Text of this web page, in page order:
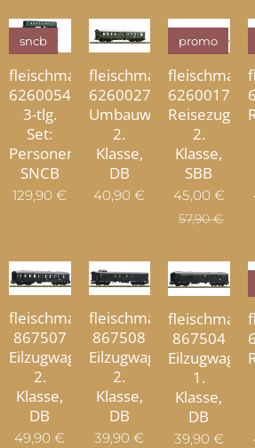
fleischmann
6260054
3-tlg.
Set:
Personenzug,
SNCB
sncb
129,90 €
fleischmann
6260027
Umbauwagen
2.
Klasse,
DB
40,90 €
fleischmann
6260017
2.
Klasse,
SBB
promo
45,00€
57,90€
fleischmann
867507
Eilzugwagen
2.
Klasse,
DB
49,90 €
fleischmann
867508
Eilzugwagen
2.
Klasse,
DB
39,90 €
fleischmann
867504
Eilzugwagen
1.
Klasse,
DB
39,90€